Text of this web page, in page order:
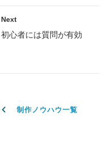
Next
初心者には質問が有効
制作ノウハウ一覧